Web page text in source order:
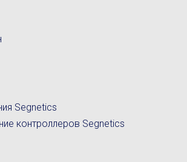
Segnetics
контроллеров Segnetics